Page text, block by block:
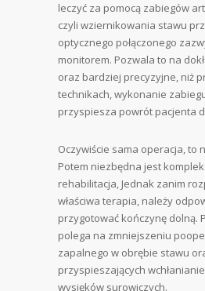
leczyć za pomocą zabiegów
czyli wziernikowania stawu
optycznego połączonego
monitorem. Pozwala to na
oraz bardziej precyzyjne, niż
technikach, wykonanie
przyspiesza powrót pacjenta
Oczywiście sama operacja, to
Potem niezbędna jest
rehabilitacja, Jednak zanim
właściwa terapia, należy
przygotować kończynę dolną.
polega na zmniejszeniu
zapalnego w obrębie stawu
przyspieszających
wysięków surowiczych.